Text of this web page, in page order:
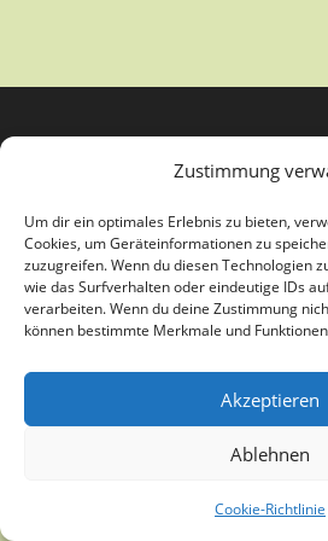
Zustimmung
Um dir ein optimales Erlebnis zu bieten,
Cookies, um Geräteinformationen zu
zuzugreifen. Wenn du diesen Technologien
wie das Surfverhalten oder eindeutige IDs
verarbeiten. Wenn du deine Zustimmung
können bestimmte Merkmale und
Akzeptieren
Ablehnen
Cookie-Richtlinie
Copyright Kunstverein Paderborn e.V.